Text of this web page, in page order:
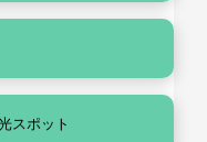
スポット